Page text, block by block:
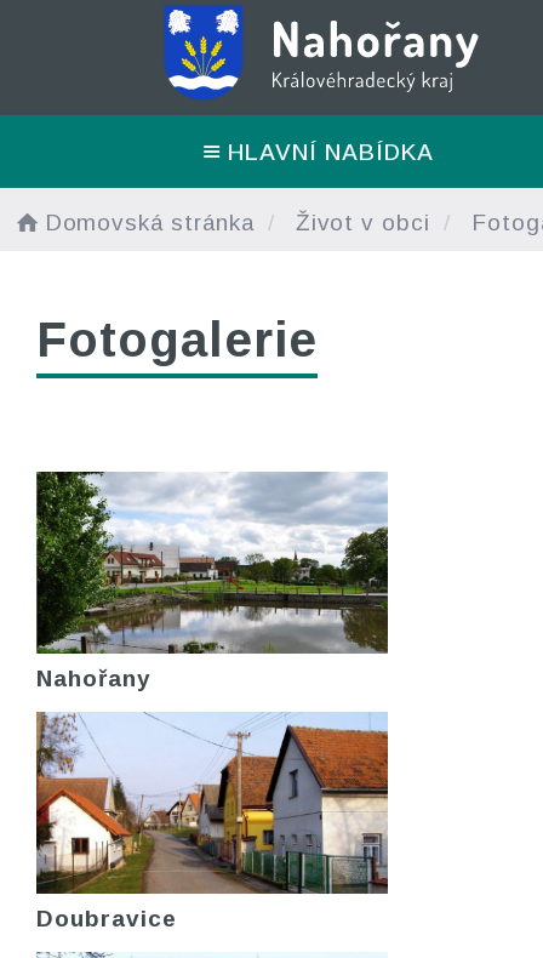
HLAVNÍ NABÍDKA
Domovská stránka Život v obci
Fotogalerie
Nahořany
Doubravice